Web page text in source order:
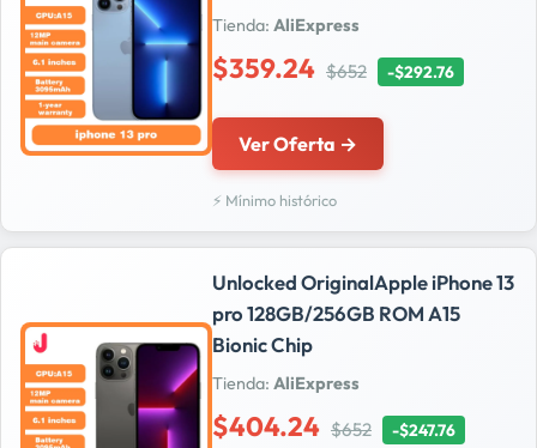
Tienda: AliExpress
$359.24 $652 -$292.76
Ver Oferta →
⚡ Mínimo histórico
Unlocked OriginalApple iPhone 13
pro 128GB/256GB ROM A15
Bionic Chip
Tienda: AliExpress
$404.24 $652 -$247.76